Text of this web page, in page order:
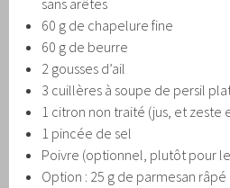
sans arêtes
60 g de chapelure fine
60 g de beurre
2 gousses d’ail
3 cuillères à soupe de persil
1 citron non traité (jus, et zeste
1 pincée de sel
Poivre (optionnel, plutôt pour
Option : 25 g de parmesan râpé